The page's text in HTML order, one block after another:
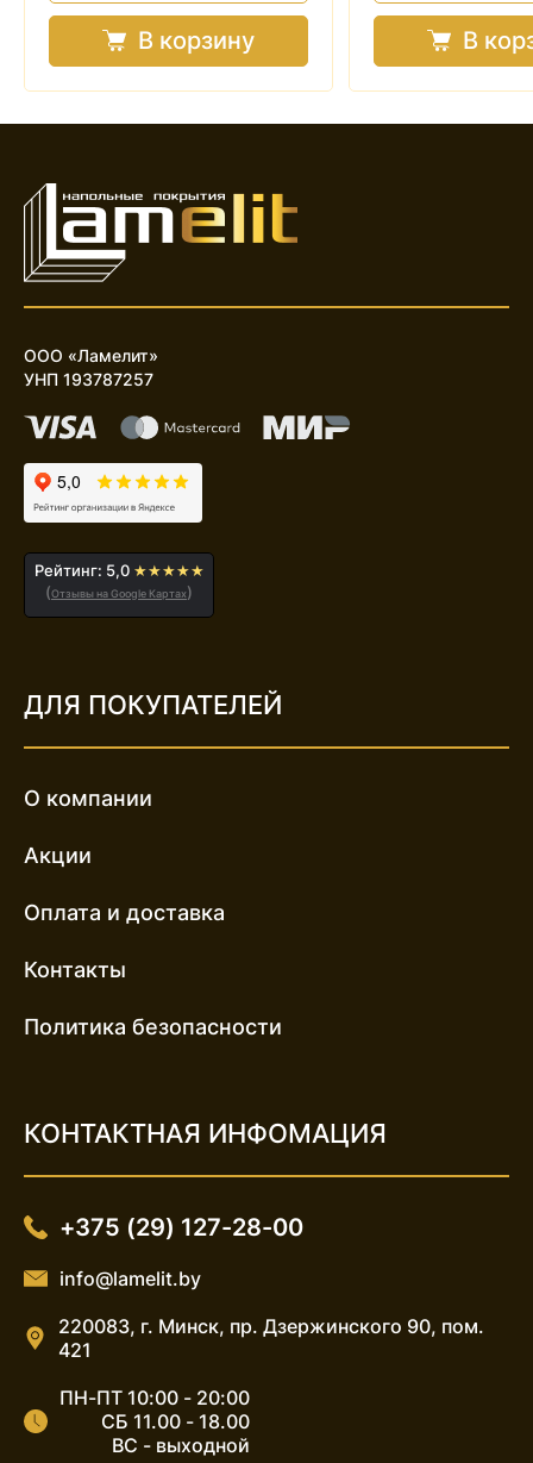
В корзину В
ООО «Ламелит»
УНП 193787257
Рейтинг: 5,0 ★★★★★
(Отзывы на Google Картах)
ДЛЯ ПОКУПАТЕЛЕЙ
О компании
Акции
Оплата и доставка
Контакты
Политика безопасности
КОНТАКТНАЯ ИНФОМАЦИЯ
+375 (29) 127-28-00
info@lamelit.by
220083, г. Минск, пр. Дзержинского 90, пом.
421
ПН-ПТ 10:00 - 20:00
СБ 11.00 - 18.00
ВС - выходной